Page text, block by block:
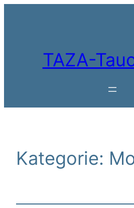
TAZA-
Kategorie: